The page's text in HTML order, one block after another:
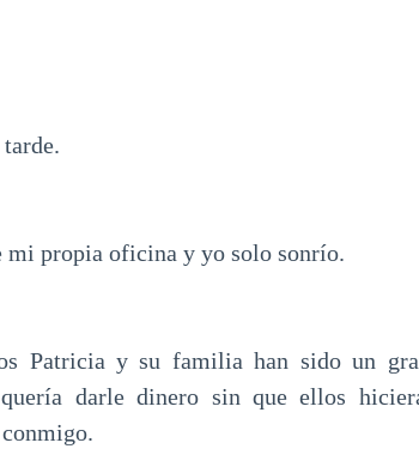
mi propia oficina y yo solo sonrío.
Patricia y su familia han sido un
darle dinero sin que ellos